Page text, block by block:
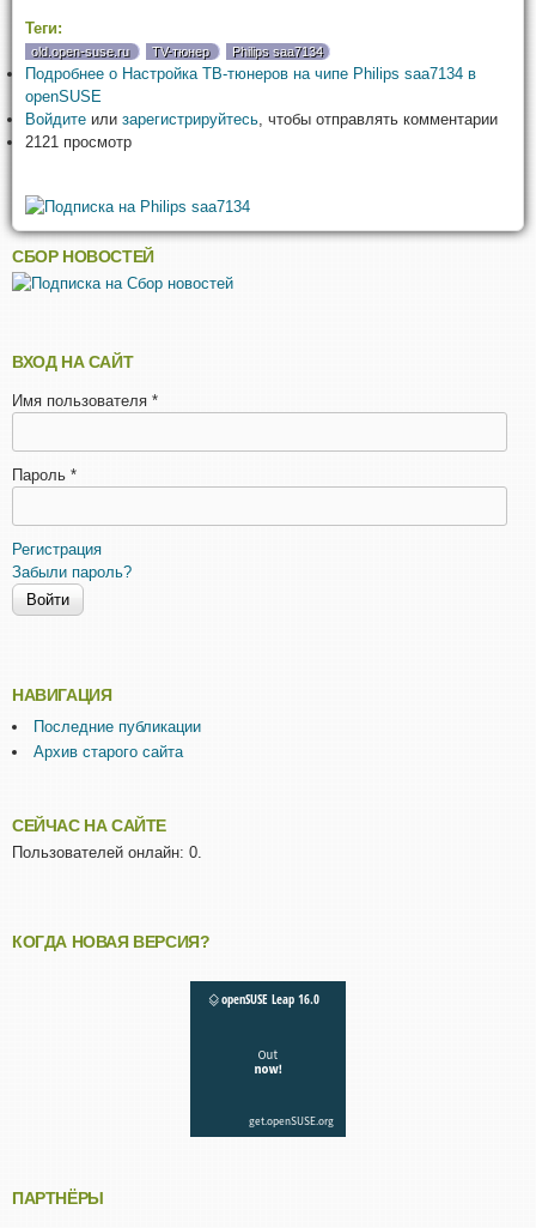
Теги:
old.open-suse.ru TV-тюнер Philips saa7134
Подробнее о Настройка ТВ-тюнеров на чипе Philips saa7134 в
openSUSE
Войдите или зарегистрируйтесь, чтобы отправлять комментарии
2121 просмотр
СБОР НОВОСТЕЙ
ВХОД НА САЙТ
Имя пользователя *
Пароль *
Регистрация
Забыли пароль?
НАВИГАЦИЯ
Последние публикации
Архив старого сайта
СЕЙЧАС НА САЙТЕ
Пользователей онлайн: 0.
КОГДА НОВАЯ ВЕРСИЯ?
ПАРТНЁРЫ